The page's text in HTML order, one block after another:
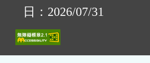
日：2026/07/31